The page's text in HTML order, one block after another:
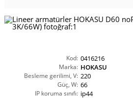
Kod: 0416216
Marka: HOKASU
Besleme gerilimi, V: 220
Güç, W: 66
IP koruma sınıfı: ip44